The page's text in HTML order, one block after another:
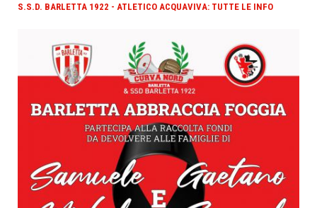
S.S.D. BARLETTA 1922 - ATLETICO ACQUAVIVA: TUTTE LE INFO